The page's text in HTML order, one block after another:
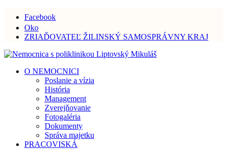
Facebook
Oko
ZRIAĎOVATEĽ ŽILINSKÝ SAMOSPRÁVNY KRAJ
O NEMOCNICI
Poslanie a vízia
História
Management
Zverejňovanie
Fotogaléria
Dokumenty
Správa majetku
PRACOVISKÁ